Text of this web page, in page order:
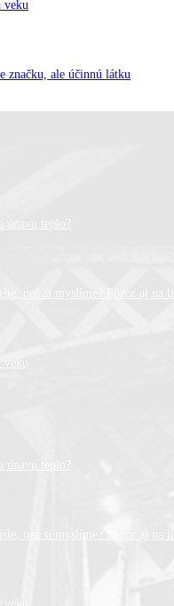
značku, ale účinnú látku
teplo?
než si myslíme? Pozor aj na
teplo?
než si myslíme? Pozor aj na